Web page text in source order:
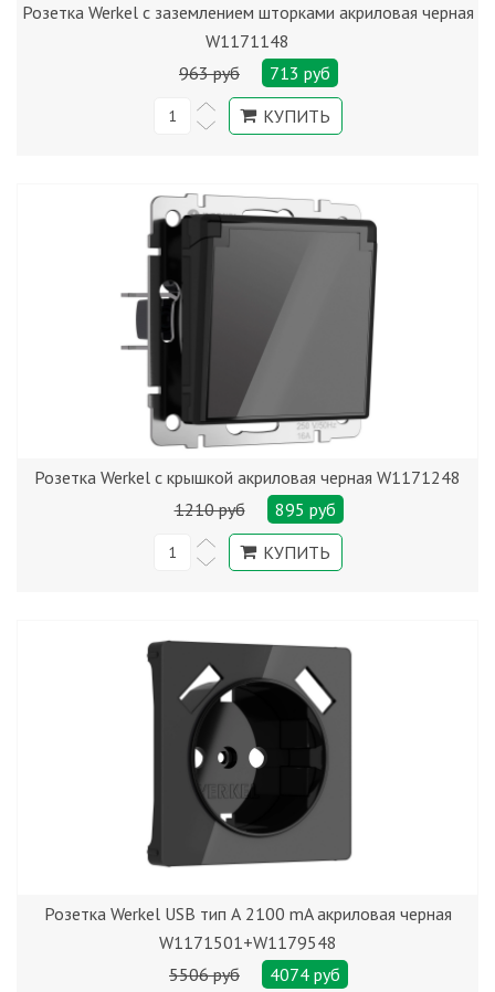
Розетка Werkel с заземлением шторками акриловая черная
W1171148
963 руб
713 руб
Розетка Werkel с крышкой акриловая черная W1171248
1210 руб
895 руб
Розетка Werkel USB тип А 2100 mA акриловая черная
W1171501+W1179548
5506 руб
4074 руб